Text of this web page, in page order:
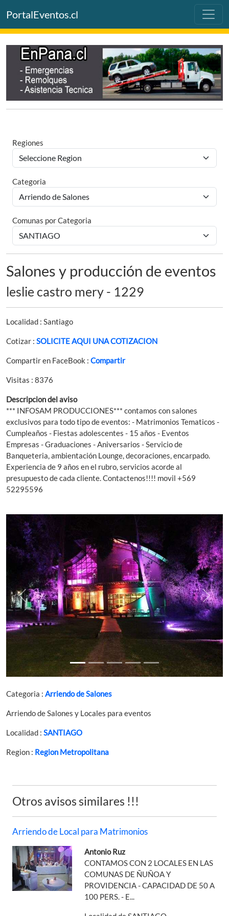
PortalEventos.cl
Regiones
Categoria
Comunas por Categoria
Salones y producción de eventos
leslie castro mery - 1229
Localidad : Santiago
Cotizar : SOLICITE AQUI UNA COTIZACION
Compartir en FaceBook : Compartir
Visitas : 8376
Descripcion del aviso
*** INFOSAM PRODUCCIONES*** contamos con salones
exclusivos para todo tipo de eventos: - Matrimonios Tematicos -
Cumpleaños - Fiestas adolescentes - 15 años - Eventos
Empresas - Graduaciones - Aniversarios - Servicio de
Banqueteria, ambientación Lounge, decoraciones, encarpado.
Experiencia de 9 años en el rubro, servicios acorde al
presupuesto de cada cliente. Contactenos!!!! movil +569
52295596
Previous Next
Categoria : Arriendo de Salones
Arriendo de Salones y Locales para eventos
Localidad : SANTIAGO
Region : Region Metropolitana
Otros avisos similares !!!
Arriendo de Local para Matrimonios
Antonio Ruz
CONTAMOS CON 2 LOCALES EN LAS
COMUNAS DE ÑUÑOA Y
PROVIDENCIA - CAPACIDAD DE 50 A
100 PERS. - E...